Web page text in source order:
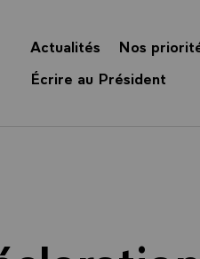
Actualités Nos
Écrire au Président